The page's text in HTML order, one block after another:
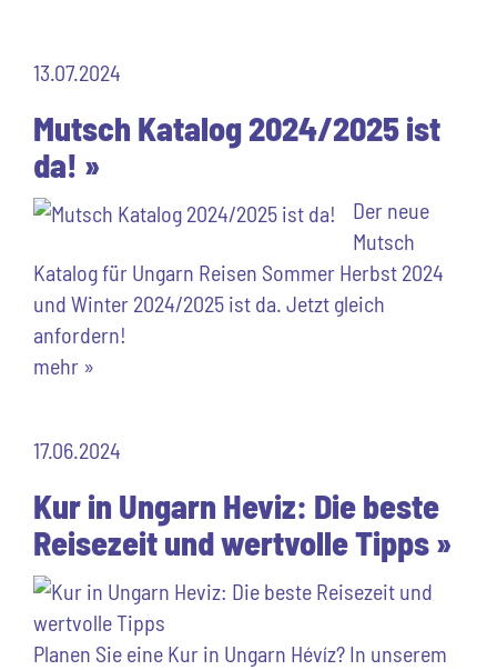
13.07.2024
Mutsch Katalog 2024/2025 ist
da! »
Der neue
Mutsch
Katalog für Ungarn Reisen Sommer Herbst 2024
und Winter 2024/2025 ist da. Jetzt gleich
anfordern!
mehr »
17.06.2024
Kur in Ungarn Heviz: Die beste
Reisezeit und wertvolle Tipps »
Planen Sie eine Kur in Ungarn Hévíz? In unserem